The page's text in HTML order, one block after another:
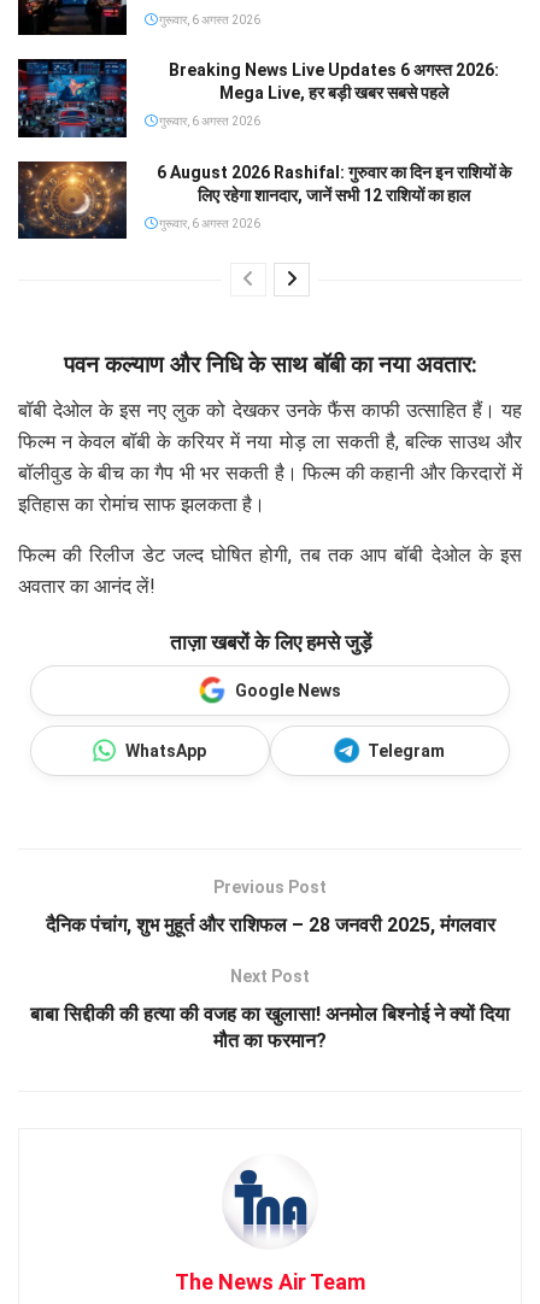
गुरूवार, 6 अगस्त 2026
Breaking News Live Updates 6 अगस्त 2026:
Mega Live, हर बड़ी खबर सबसे पहले
गुरूवार, 6 अगस्त 2026
6 August 2026 Rashifal: गुरुवार का दिन इन राशियों के
लिए रहेगा शानदार, जानें सभी 12 राशियों का हाल
गुरूवार, 6 अगस्त 2026
पवन कल्याण और निधि के साथ बॉबी का नया अवतार:
बॉबी देओल के इस नए लुक को देखकर उनके फैंस काफी उत्साहित हैं। यह
फिल्म न केवल बॉबी के करियर में नया मोड़ ला सकती है, बल्कि साउथ और
बॉलीवुड के बीच का गैप भी भर सकती है। फिल्म की कहानी और किरदारों में
इतिहास का रोमांच साफ झलकता है।
फिल्म की रिलीज डेट जल्द घोषित होगी, तब तक आप बॉबी देओल के इस
अवतार का आनंद लें!
ताज़ा खबरों के लिए हमसे जुड़ें
Google News
WhatsApp Telegram
Previous Post
दैनिक पंचांग, शुभ मुहूर्त और राशिफल – 28 जनवरी 2025, मंगलवार
Next Post
बाबा सिद्दीकी की हत्या की वजह का खुलासा! अनमोल बिश्नोई ने क्यों दिया
मौत का फरमान?
The News Air Team